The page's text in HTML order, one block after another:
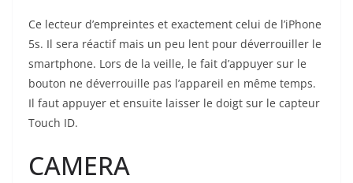
Ce lecteur d’empreintes et exactement celui de l’iPhone
5s. Il sera réactif mais un peu lent pour déverrouiller le
smartphone. Lors de la veille, le fait d’appuyer sur le
bouton ne déverrouille pas l’appareil en même temps.
Il faut appuyer et ensuite laisser le doigt sur le capteur
Touch ID.
CAMERA